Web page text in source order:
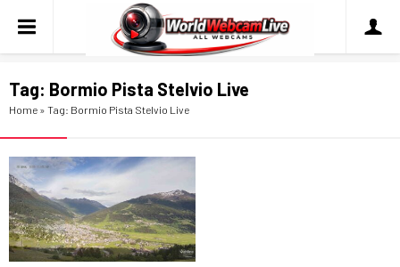
Tag: Bormio Pista Stelvio Live
Home » Tag: Bormio Pista Stelvio Live